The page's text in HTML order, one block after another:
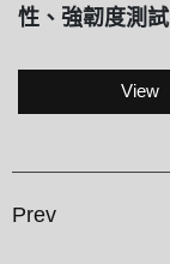
性、強韌度測試
View
Prev